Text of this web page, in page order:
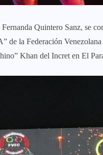
Quintero Sanz, se
de la Federación
Khan del Incret en El